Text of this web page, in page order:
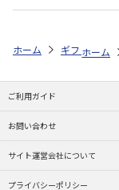
ホーム ギフトストア
ホーム
ご利用ガイド
お問い合わせ
サイト運営会社について
プライバシーポリシー